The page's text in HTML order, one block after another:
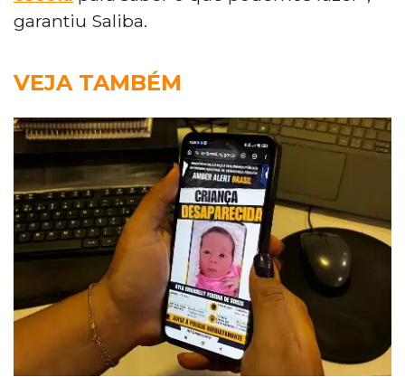
garantiu Saliba.
VEJA TAMBÉM